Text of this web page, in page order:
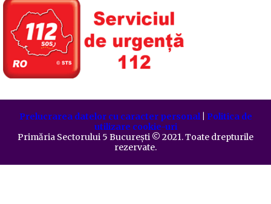
Prelucrarea datelor cu caracter personal| Politica de
utilizare cookie-uri
Primăria Sectorului 5 București ©️ 2021. Toate drepturile
rezervate.